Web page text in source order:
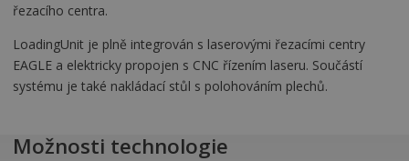
řezacího centra.
LoadingUnit je plně integrován s laserovými řezacími centry
EAGLE a elektricky propojen s CNC řízením laseru. Součástí
systému je také nakládací stůl s polohováním plechů.
Možnosti technologie